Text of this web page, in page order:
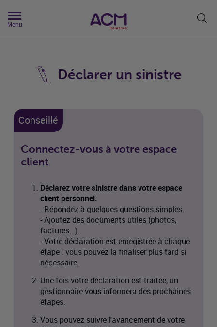
Menu
Déclarer un sinistre
Conseillé
Connectez-vous à votre espace
client
Déclarez votre sinistre dans votre espace
client personnel.
- Répondez à quelques questions simples.
- Ajoutez des documents utiles (photos,
factures...).
- Votre déclaration est enregistrée à chaque
étape : vous pouvez la finaliser plus tard si
nécessaire.
Une fois votre déclaration est traitée, un
gestionnaire vous informera des prochaines
étapes.
Vous pouvez suivre l'avancement de votre